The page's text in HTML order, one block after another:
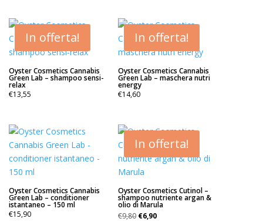
In offerta!
Oyster Cosmetics Cannabis
Green Lab – shampoo sensi-
relax
€13,55
In offerta!
Oyster Cosmetics Cannabis
Green Lab – maschera nutri
energy
€14,60
Oyster Cosmetics Cannabis
Green Lab – conditioner
istantaneo – 150 ml
€15,90
In offerta!
Oyster Cosmetics Cutinol –
shampoo nutriente argan &
olio di Marula
€9,80 Il
€6,90Il